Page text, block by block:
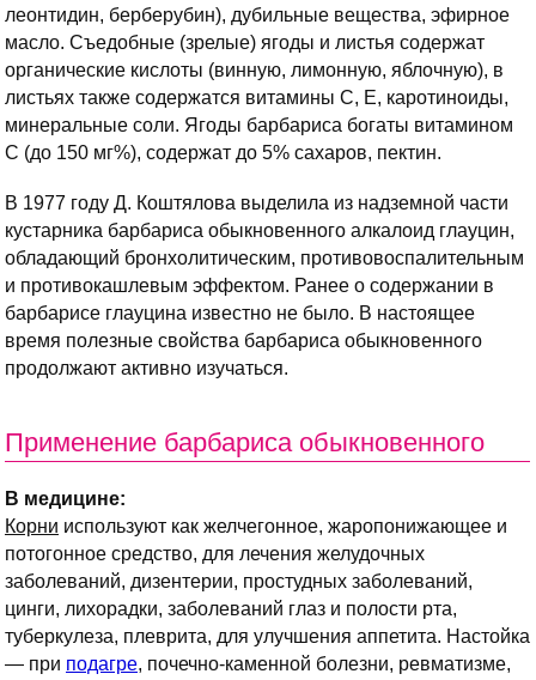
леонтидин, берберубин), дубильные вещества, эфирное
масло. Съедобные (зрелые) ягоды и листья содержат
органические кислоты (винную, лимонную, яблочную), в
листьях также содержатся витамины C, E, каротиноиды,
минеральные соли. Ягоды барбариса богаты витамином
С (до 150 мг%), содержат до 5% сахаров, пектин.
В 1977 году Д. Коштялова выделила из надземной части
кустарника барбариса обыкновенного алкалоид глауцин,
обладающий бронхолитическим, противовоспалительным
и противокашлевым эффектом. Ранее о содержании в
барбарисе глауцина известно не было. В настоящее
время полезные свойства барбариса обыкновенного
продолжают активно изучаться.
Применение барбариса обыкновенного
В медицине:
Корни используют как желчегонное, жаропонижающее и
потогонное средство, для лечения желудочных
заболеваний, дизентерии, простудных заболеваний,
цинги, лихорадки, заболеваний глаз и полости рта,
туберкулеза, плеврита, для улучшения аппетита. Настойка
— при подагре, почечно-каменной болезни, ревматизме,